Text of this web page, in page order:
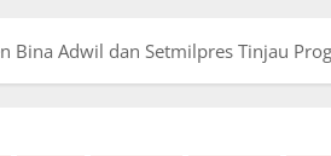
Bina Adwil dan Setmilpres Tinjau